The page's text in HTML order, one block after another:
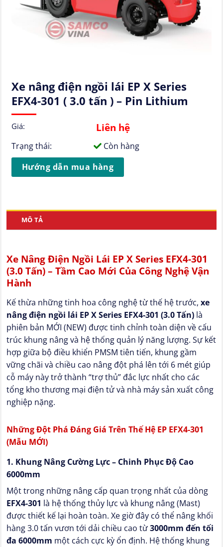
Xe nâng điện ngồi lái EP X Series
EFX4-301 ( 3.0 tấn ) – Pin Lithium
Giá: Liên hệ
Trạng thái:
Còn hàng
Hướng dẫn mua hàng
MÔ TẢ
Xe Nâng Điện Ngồi Lái EP X Series EFX4-301
(3.0 Tấn) – Tầm Cao Mới Của Công Nghệ Vận
Hành
Kế thừa những tinh hoa công nghệ từ thế hệ trước, xe
nâng điện ngồi lái EP X Series EFX4-301 (3.0 Tấn) là
phiên bản MỚI (NEW) được tinh chỉnh toàn diện về cấu
trúc khung nâng và hệ thống quản lý năng lượng. Sự kết
hợp giữa bộ điều khiển PMSM tiên tiến, khung gầm
vững chãi và chiều cao nâng đột phá lên tới 6 mét giúp
cỗ máy này trở thành “trợ thủ” đắc lực nhất cho các
tổng kho thương mại điện tử và nhà máy sản xuất công
nghiệp nặng.
Những Đột Phá Đáng Giá Trên Thế Hệ EP EFX4-301
(Mẫu MỚI)
1. Khung Nâng Cường Lực – Chinh Phục Độ Cao
6000mm
Một trong những nâng cấp quan trọng nhất của dòng
EFX4-301 là hệ thống thủy lực và khung nâng (Mast)
được thiết kế lại hoàn toàn. Xe giờ đây có thể nâng khối
hàng 3.0 tấn vươn tới dải chiều cao từ3000mm đến tối
đa 6000mm một cách cực kỳ ổn định. Hệ thống khung